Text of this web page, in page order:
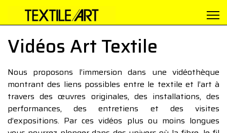
Vidéos Art Textile
Nous proposons l’immersion dans une vidéothèque
montrant des liens possibles entre le textile et l’art à
travers des œuvres originales, des installations, des
performances, des entretiens et des visites
d’expositions. Par ces vidéos plus ou moins longues